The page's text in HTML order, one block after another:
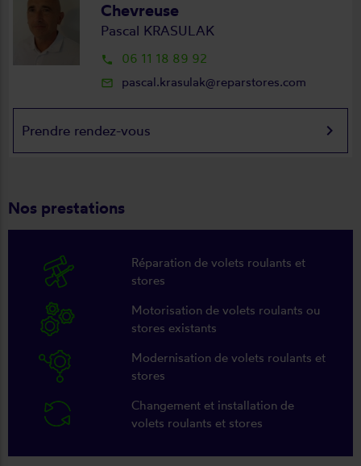
Chevreuse
Pascal KRASULAK
local_phone 06 11 18 89 92
mail_outline pascal.krasulak@reparstores.com
Prendre rendez-vous keyboard_arrow_right
Nos prestations
Réparation de volets roulants et
stores
Motorisation de volets roulants ou
stores existants
Modernisation de volets roulants et
stores
Changement et installation de
volets roulants et stores